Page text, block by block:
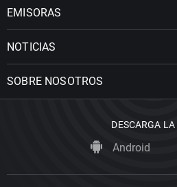
EMISORAS
NOTICIAS
SOBRE NOSOTROS
DESCARGA
Android